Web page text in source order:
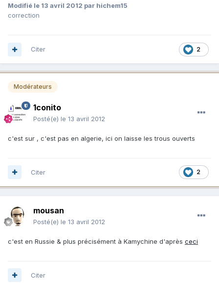
Modifié le 13 avril 2012 par hichem15
correction
2
Citer
Modérateurs
1conito
Posté(e) le 13 avril 2012
c'est sur , c'est pas en algerie, ici on laisse les trous ouverts
2
Citer
mousan
Posté(e) le 13 avril 2012
c'est en Russie & plus précisément à Kamychine d'après ceci
Citer